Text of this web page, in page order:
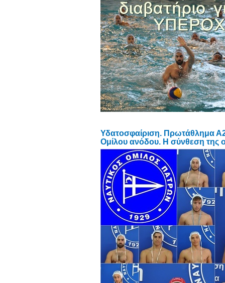
Υδατοσφαίριση. Πρωτάθλημα
Ομίλου ανόδου. Η σύνθεση της